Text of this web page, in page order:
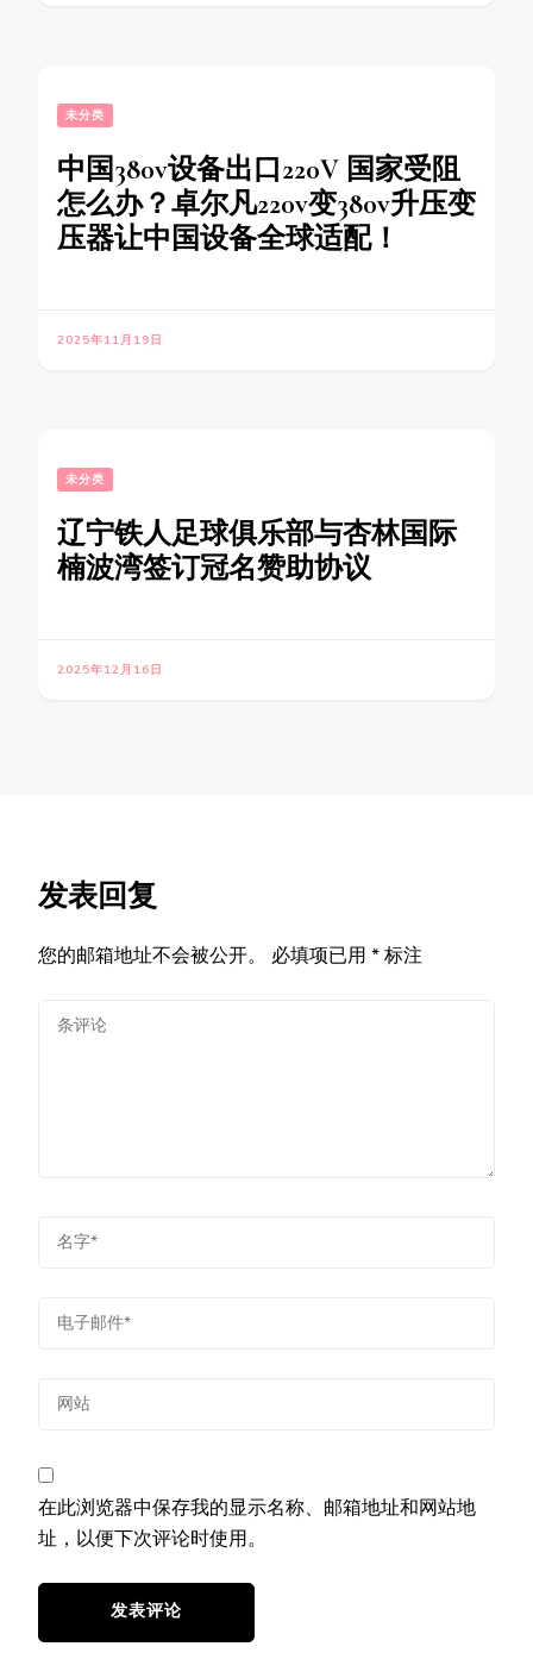
未分类
中国380v设备出口220V 国家受阻
怎么办？卓尔凡220v变380v升压变
压器让中国设备全球适配！
2025年11月19日
未分类
辽宁铁人足球俱乐部与杏林国际
楠波湾签订冠名赞助协议
2025年12月16日
发表回复
您的邮箱地址不会被公开。 必填项已用 *标注
在此浏览器中保存我的显示名称、邮箱地址和网站地
址，以便下次评论时使用。